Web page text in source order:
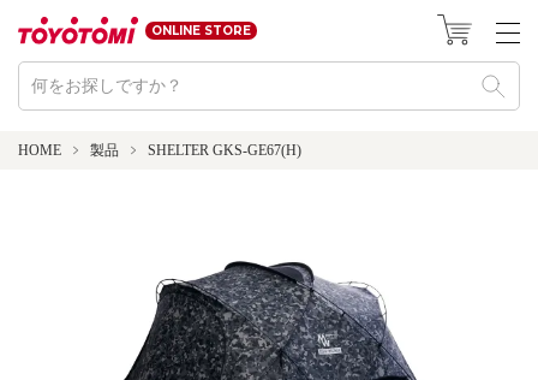
ONLINE STORE
HOME 製品 SHELTER GKS-GE67(H)